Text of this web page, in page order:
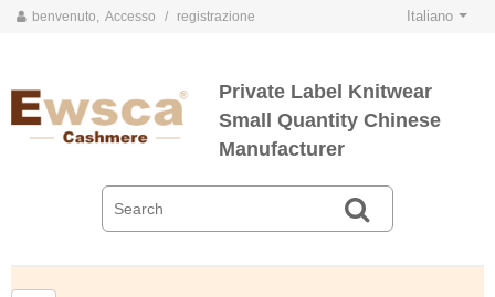
benvenuto, Accesso / registrazione Italiano
Private Label Knitwear
Small Quantity Chinese
Manufacturer